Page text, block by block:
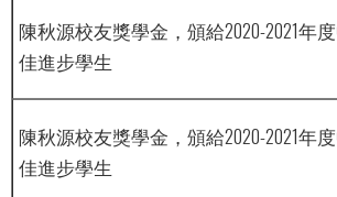
陳秋源校友獎學金，頒給2020-2021年
佳進步學生
陳秋源校友獎學金，頒給2020-2021年
佳進步學生